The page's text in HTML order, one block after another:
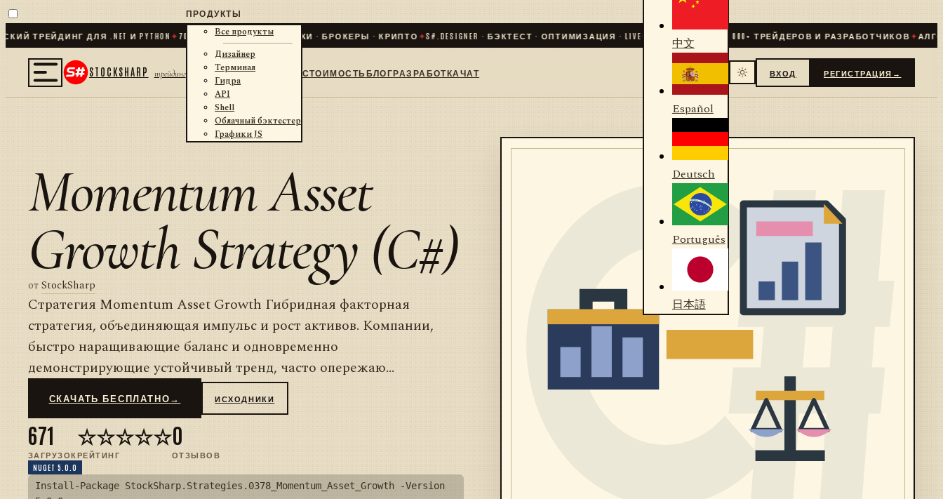
ТРЕЙДИНГ ДЛЯ .NET И PYTHON✦ 70+ КОННЕКТОРОВ · БИРЖИ · БРОКЕРЫ · КРИПТО✦S#.DESIGNER · БЭКТЕСТ · ОПТИМИЗАЦИЯ · LIVE ✦СООБЩЕСТВО 31 000+ ТРЕЙДЕРОВ И РАЗРАБОТЧИКОВ✦
STOCKSHARP трейдинг
ПРОДУКТЫ
Все продукты
Дизайнер
Терминал
Гидра
API
Shell
Облачный бэктестер
Графики JS
СТОИМОСТЬБЛОГРАЗРАБОТКАЧАТ
中文
Español
Deutsch
Português
日本語
ВХОД РЕГИСТРАЦИЯ →
Momentum Asset
Growth Strategy (C#)
отStockSharp
Стратегия Momentum Asset Growth Гибридная факторная
стратегия, объединяющая импульс и рост активов. Компании,
быстро наращивающие баланс и одновременно
демонстрирующие устойчивый тренд, часто опережаю...
СКАЧАТЬ БЕСПЛАТНО → ИСХОДНИКИ
671
ЗАГРУЗОК
☆☆☆☆☆
РЕЙТИНГ
0
ОТЗЫВОВ
NUGET 5.0.0
Install-Package StockSharp.Strategies.0378_Momentum_Asset_Growth -Version